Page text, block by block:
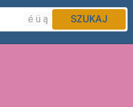
é ü ą SZUKAJ